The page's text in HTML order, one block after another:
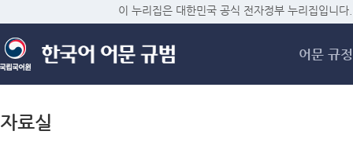
메
이 누리집은 대한민국 공식 전자정부 누리집입니다.
어문 규정
자료실